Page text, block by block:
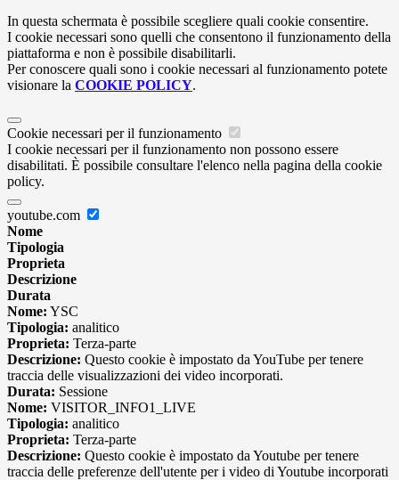
In questa schermata è possibile scegliere quali cookie consentire.
I cookie necessari sono quelli che consentono il funzionamento della
piattaforma e non è possibile disabilitarli.
Per conoscere quali sono i cookie necessari al funzionamento potete
visionare la COOKIE POLICY.
Cookie necessari per il funzionamento
I cookie necessari per il funzionamento non possono essere
disabilitati. È possibile consultare l'elenco nella pagina della cookie
policy.
youtube.com
Nome
Tipologia
Proprieta
Descrizione
Durata
Nome: YSC
Tipologia: analitico
Proprieta: Terza-parte
Descrizione: Questo cookie è impostato da YouTube per tenere
traccia delle visualizzazioni dei video incorporati.
Durata: Sessione
Nome: VISITOR_INFO1_LIVE
Tipologia: analitico
Proprieta: Terza-parte
Descrizione: Questo cookie è impostato da Youtube per tenere
traccia delle preferenze dell'utente per i video di Youtube incorporati